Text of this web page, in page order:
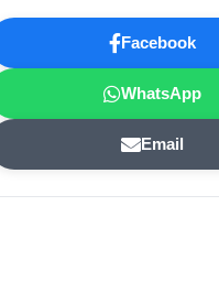
Facebook
WhatsApp
Email